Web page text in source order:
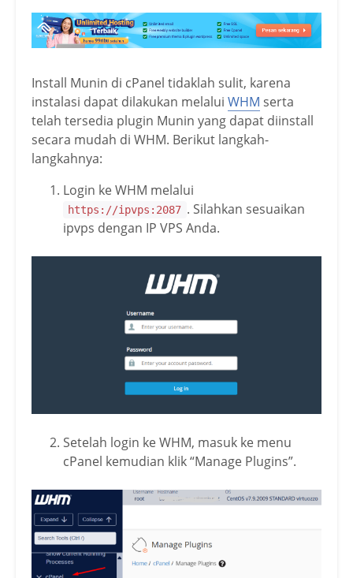
Install Munin di cPanel tidaklah sulit, karena
instalasi dapat dilakukan melalui WHM serta
telah tersedia plugin Munin yang dapat diinstall
secara mudah di WHM. Berikut langkah-
langkahnya:
Login ke WHM melalui
https://ipvps:2087 . Silahkan sesuaikan
ipvps dengan IP VPS Anda.
Setelah login ke WHM, masuk ke menu
cPanel kemudian klik “Manage Plugins”.